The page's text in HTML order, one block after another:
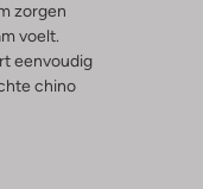
zorgen
voelt.
eenvoudig
chino
of